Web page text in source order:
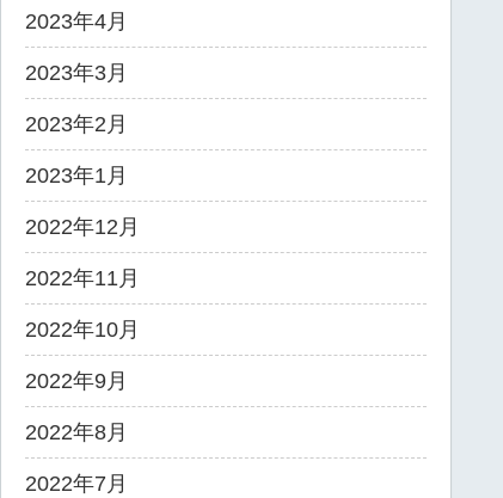
2023年4月
2023年3月
2023年2月
2023年1月
2022年12月
2022年11月
2022年10月
2022年9月
2022年8月
2022年7月